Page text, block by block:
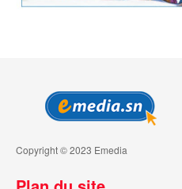
Copyright © 2023 Emedia